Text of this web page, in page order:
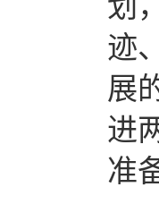
划
迹
展
进
准